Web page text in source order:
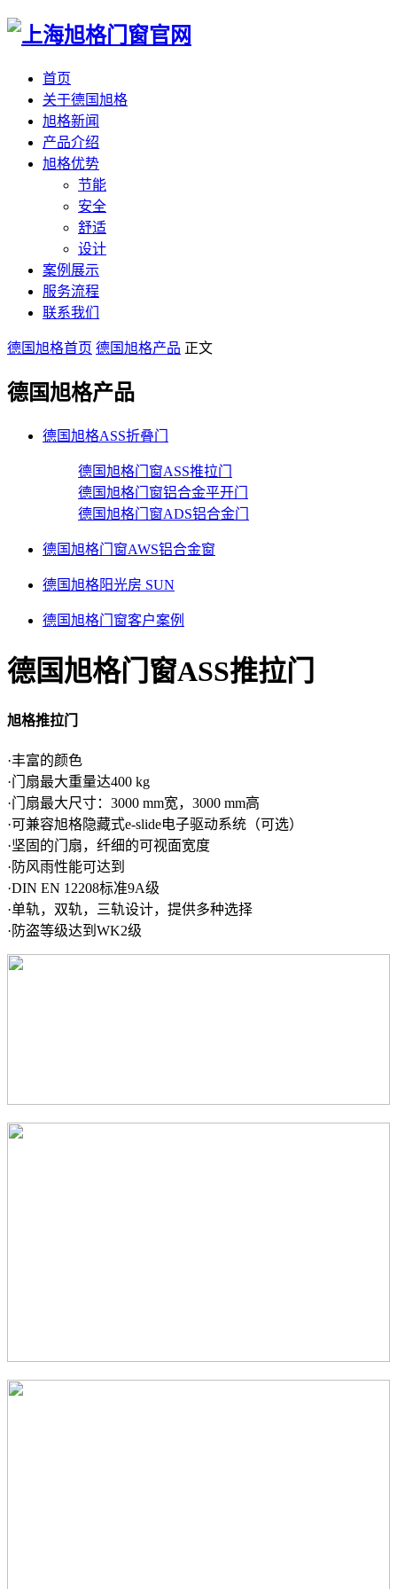
首页
关于德国旭格
旭格新闻
产品介绍
旭格优势
节能
安全
舒适
设计
案例展示
服务流程
联系我们
德国旭格首页 德国旭格产品 正文
德国旭格产品
德国旭格ASS折叠门
德国旭格门窗ASS推拉门
德国旭格门窗铝合金平开门
德国旭格门窗ADS铝合金门
德国旭格门窗AWS铝合金窗
德国旭格阳光房 SUN
德国旭格门窗客户案例
德国旭格门窗ASS推拉门
旭格推拉门
·丰富的颜色
·门扇最大重量达400 kg
·门扇最大尺寸：3000 mm宽，3000 mm高
·可兼容旭格隐藏式e-slide电子驱动系统（可选）
·坚固的门扇，纤细的可视面宽度
·防风雨性能可达到
·DIN EN 12208标准9A级
·单轨，双轨，三轨设计，提供多种选择
·防盗等级达到WK2级